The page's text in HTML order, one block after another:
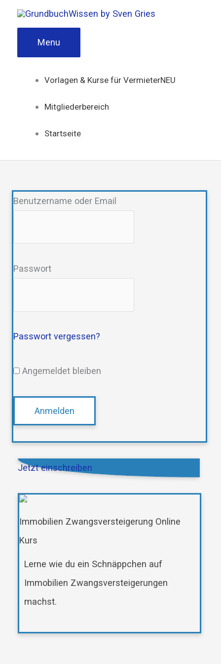
Zum
Inhalt
Menu
Vorlagen & Kurse für VermieterNEU
Mitgliederbereich
Startseite
Benutzername oder Email
Passwort
Passwort vergessen?
Angemeldet bleiben
Jetzt einschreiben
Immobilien Zwangsversteigerung Online
Kurs
Lerne wie du ein Schnäppchen auf
Immobilien Zwangsversteigerungen
machst.